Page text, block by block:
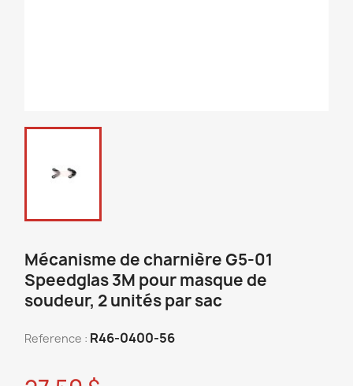
Mécanisme de charnière G5-01
Speedglas 3M pour masque de
soudeur, 2 unités par sac
Reference : R46-0400-56